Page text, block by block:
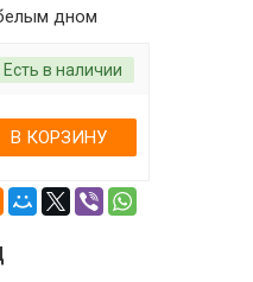
дном
Есть в наличии
В КОРЗИНУ